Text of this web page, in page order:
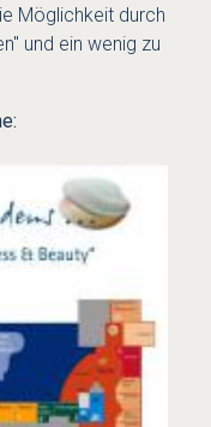
Möglichkeit durch
und ein wenig zu